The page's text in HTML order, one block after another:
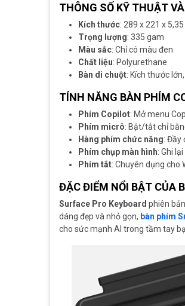
THÔNG SỐ KỸ THUẬT
Kích thước: 289 x 221 x
Trọng lượng: 335 gam
Màu sắc: Chỉ có màu đen
Chất liệu: Polyurethane
Bàn di chuột: Kích thước
TÍNH NĂNG BÀN PHÍM
Phím Copilot: Mở menu
Phím micrô: Bật/tắt chỉ
Hàng phím chức năng: Đầy
Phím chụp màn hình: Ghi
Phím tắt: Chuyên dụng cho
ĐẶC ĐIỂM NỔI BẬT CỦA
Surface Pro Keyboard phiên
dáng đẹp và nhỏ gọn, bàn phím
cho sức mạnh AI trong tầm tay